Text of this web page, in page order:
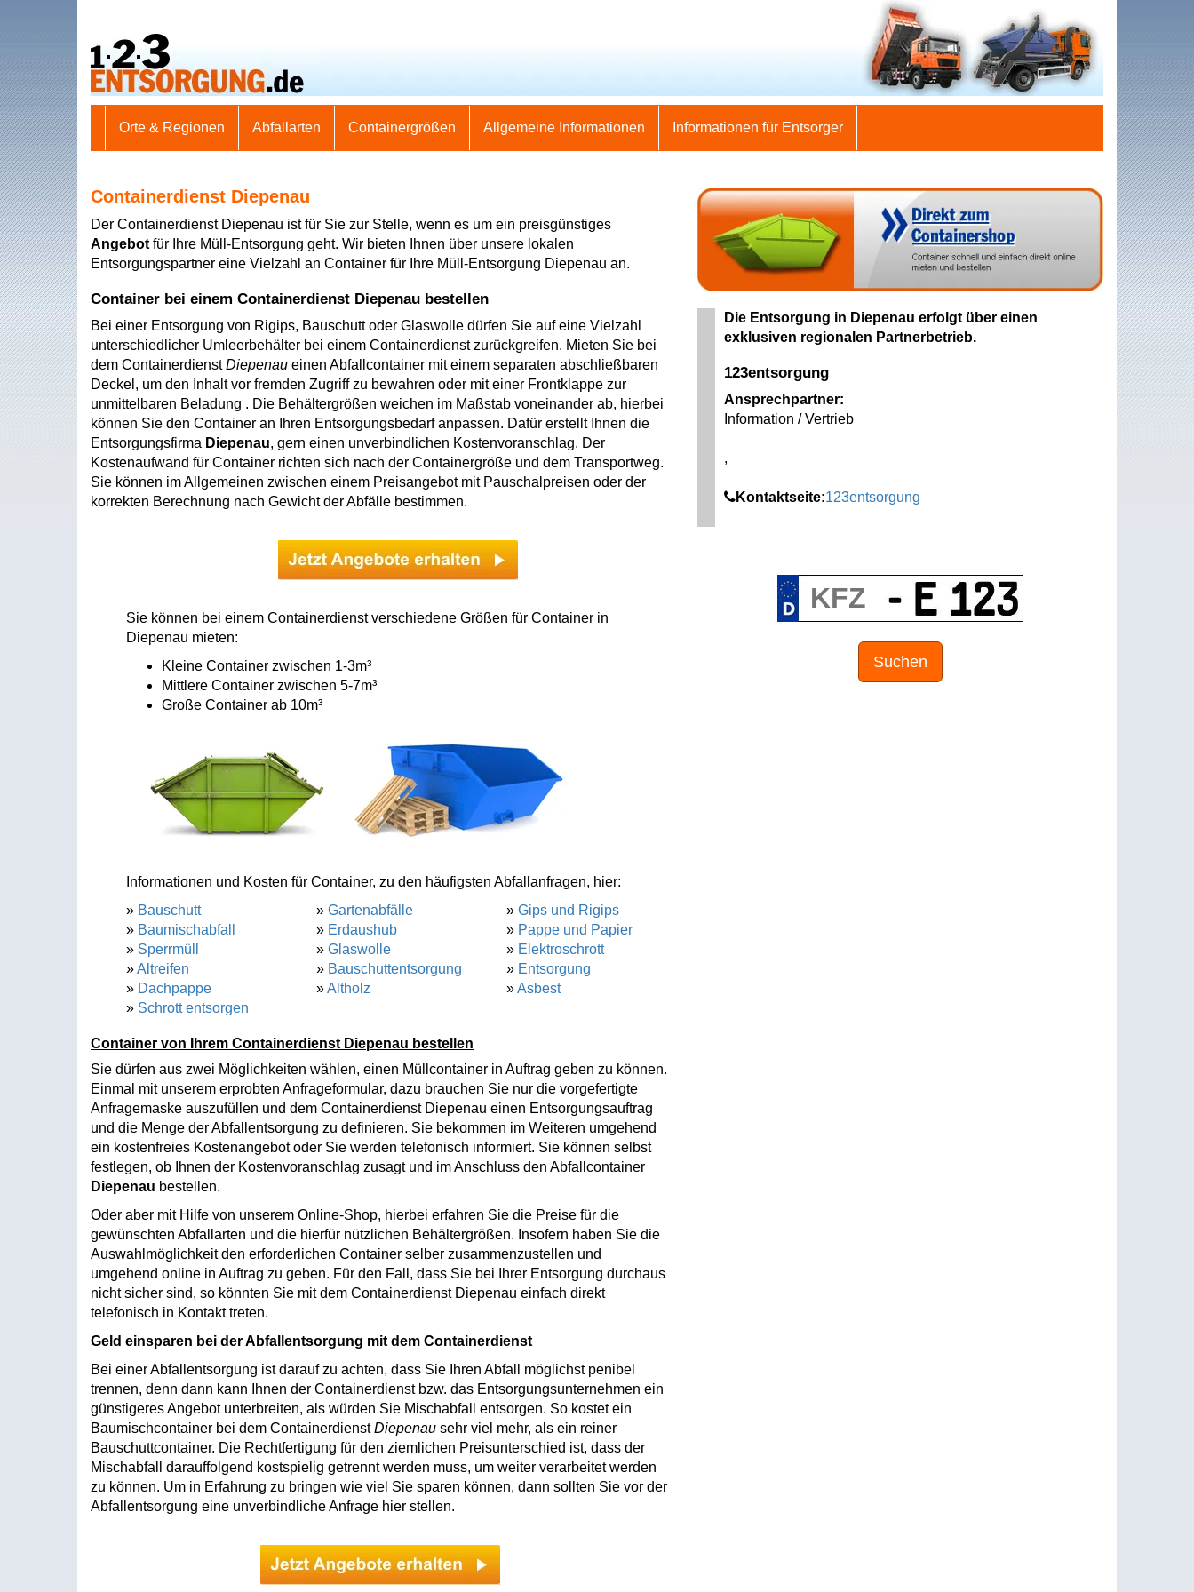
Orte & Regionen Abfallarten Containergrößen Allgemeine Informationen Informationen für Entsorger
Containerdienst Diepenau
Der Containerdienst Diepenau ist für Sie zur Stelle, wenn es um ein preisgünstiges
Angebot für Ihre Müll-Entsorgung geht. Wir bieten Ihnen über unsere lokalen
Entsorgungspartner eine Vielzahl an Container für Ihre Müll-Entsorgung Diepenau an.
Container bei einem Containerdienst Diepenau bestellen
Bei einer Entsorgung von Rigips, Bauschutt oder Glaswolle dürfen Sie auf eine Vielzahl
unterschiedlicher Umleerbehälter bei einem Containerdienst zurückgreifen. Mieten Sie bei
dem ContainerdienstDiepenau einen Abfallcontainer mit einem separaten abschließbaren
Deckel, um den Inhalt vor fremden Zugriff zu bewahren oder mit einer Frontklappe zur
unmittelbaren Beladung . Die Behältergrößen weichen im Maßstab voneinander ab, hierbei
können Sie den Container an Ihren Entsorgungsbedarf anpassen. Dafür erstellt Ihnen die
Entsorgungsfirma Diepenau, gern einen unverbindlichen Kostenvoranschlag. Der
Kostenaufwand für Container richten sich nach der Containergröße und dem Transportweg.
Sie können im Allgemeinen zwischen einem Preisangebot mit Pauschalpreisen oder der
korrekten Berechnung nach Gewicht der Abfälle bestimmen.
Sie können bei einem Containerdienst verschiedene Größen für Container in
Diepenau mieten:
Kleine Container zwischen 1-3m³
Mittlere Container zwischen 5-7m³
Große Container ab 10m³
Informationen und Kosten für Container, zu den häufigsten Abfallanfragen, hier:
» Bauschutt
» Baumischabfall
» Sperrmüll
»Altreifen
» Dachpappe
» Schrott entsorgen
»Gartenabfälle
» Erdaushub
»Glaswolle
» Bauschuttentsorgung
»Altholz
»Gips und Rigips
» Pappe und Papier
» Elektroschrott
» Entsorgung
»Asbest
Container von Ihrem Containerdienst Diepenau bestellen
Sie dürfen aus zwei Möglichkeiten wählen, einen Müllcontainer in Auftrag geben zu können.
Einmal mit unserem erprobten Anfrageformular, dazu brauchen Sie nur die vorgefertigte
Anfragemaske auszufüllen und dem Containerdienst Diepenau einen Entsorgungsauftrag
und die Menge der Abfallentsorgung zu definieren. Sie bekommen im Weiteren umgehend
ein kostenfreies Kostenangebot oder Sie werden telefonisch informiert. Sie können selbst
festlegen, ob Ihnen der Kostenvoranschlag zusagt und im Anschluss den Abfallcontainer
Diepenau bestellen.
Oder aber mit Hilfe von unserem Online-Shop, hierbei erfahren Sie die Preise für die
gewünschten Abfallarten und die hierfür nützlichen Behältergrößen. Insofern haben Sie die
Auswahlmöglichkeit den erforderlichen Container selber zusammenzustellen und
umgehend online in Auftrag zu geben. Für den Fall, dass Sie bei Ihrer Entsorgung durchaus
nicht sicher sind, so könnten Sie mit dem Containerdienst Diepenau einfach direkt
telefonisch in Kontakt treten.
Geld einsparen bei der Abfallentsorgung mit dem Containerdienst
Bei einer Abfallentsorgung ist darauf zu achten, dass Sie Ihren Abfall möglichst penibel
trennen, denn dann kann Ihnen der Containerdienst bzw. das Entsorgungsunternehmen ein
günstigeres Angebot unterbreiten, als würden Sie Mischabfall entsorgen. So kostet ein
Baumischcontainer bei dem ContainerdienstDiepenau sehr viel mehr, als ein reiner
Bauschuttcontainer. Die Rechtfertigung für den ziemlichen Preisunterschied ist, dass der
Mischabfall darauffolgend kostspielig getrennt werden muss, um weiter verarbeitet werden
zu können. Um in Erfahrung zu bringen wie viel Sie sparen können, dann sollten Sie vor der
Abfallentsorgung eine unverbindliche Anfrage hier stellen.
Die Entsorgung in Diepenau erfolgt über einen
exklusiven regionalen Partnerbetrieb.
123entsorgung
Ansprechpartner:
Information / Vertrieb
,
Kontaktseite:123entsorgung
Suchen